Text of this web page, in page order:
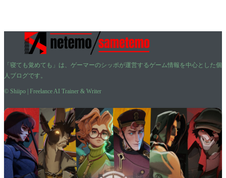
「寝ても覚めても」は、ゲーマーのシッポが運営するゲーム情報を中心とした個
人ブログです。
© Shiipo | Freelance AI Trainer & Writer